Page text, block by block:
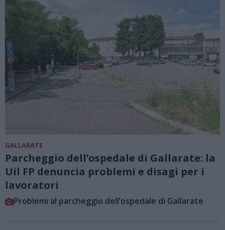
GALLARATE
Parcheggio dell’ospedale di Gallarate: la
Uil FP denuncia problemi e disagi per i
lavoratori
Problemi al parcheggio dell’ospedale di Gallarate